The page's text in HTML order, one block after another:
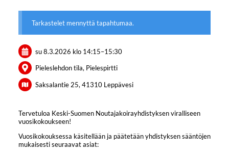
Tarkastelet mennyttä tapahtumaa.
su 8.3.2026 klo 14:15–15:30
Pieleslehdon tila, Pielespirtti
Saksalantie 25, 41310 Leppävesi
Tervetuloa Keski-Suomen Noutajakoirayhdistyksen viralliseen
vuosikokoukseen!
Vuosikokouksessa käsitellään ja päätetään yhdistyksen sääntöjen
mukaisesti seuraavat asiat: